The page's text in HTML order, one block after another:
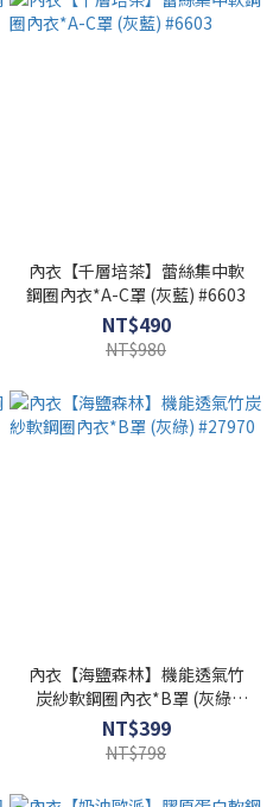
內衣【千層培茶】蕾絲集中軟
鋼圈內衣*A-C罩 (灰藍) #6603
NT$490
NT$980
內衣【海鹽森林】機能透氣竹
炭紗軟鋼圈內衣*B罩 (灰綠)
#27970
NT$399
NT$798